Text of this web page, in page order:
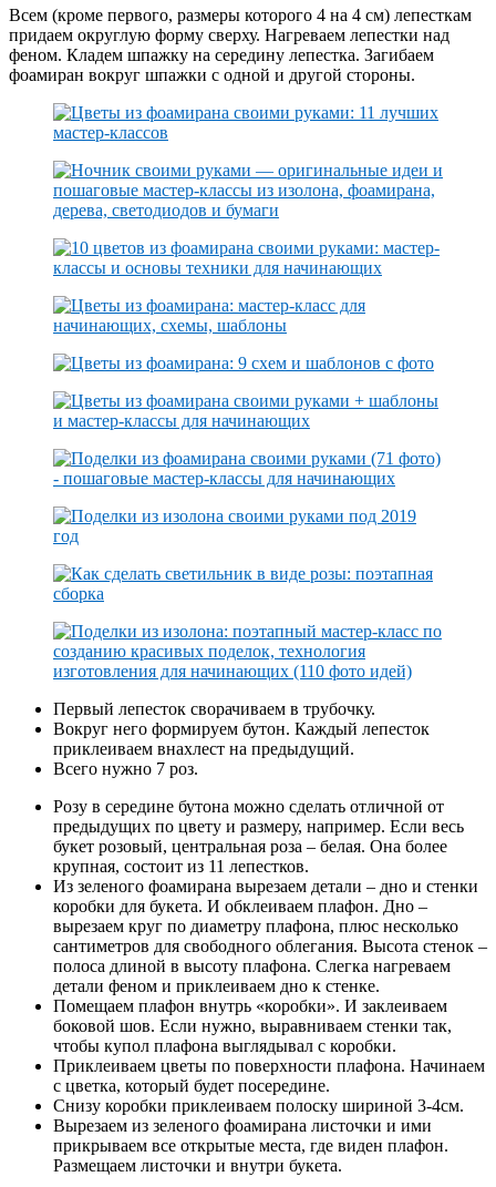
Всем (кроме первого, размеры которого 4 на 4 см) лепесткам
придаем округлую форму сверху. Нагреваем лепестки над
феном. Кладем шпажку на середину лепестка. Загибаем
фоамиран вокруг шпажки с одной и другой стороны.
Первый лепесток сворачиваем в трубочку.
Вокруг него формируем бутон. Каждый лепесток
приклеиваем внахлест на предыдущий.
Всего нужно 7 роз.
Розу в середине бутона можно сделать отличной от
предыдущих по цвету и размеру, например. Если весь
букет розовый, центральная роза – белая. Она более
крупная, состоит из 11 лепестков.
Из зеленого фоамирана вырезаем детали – дно и стенки
коробки для букета. И обклеиваем плафон. Дно –
вырезаем круг по диаметру плафона, плюс несколько
сантиметров для свободного облегания. Высота стенок –
полоса длиной в высоту плафона. Слегка нагреваем
детали феном и приклеиваем дно к стенке.
Помещаем плафон внутрь «коробки». И заклеиваем
боковой шов. Если нужно, выравниваем стенки так,
чтобы купол плафона выглядывал с коробки.
Приклеиваем цветы по поверхности плафона. Начинаем
с цветка, который будет посередине.
Снизу коробки приклеиваем полоску шириной 3-4см.
Вырезаем из зеленого фоамирана листочки и ими
прикрываем все открытые места, где виден плафон.
Размещаем листочки и внутри букета.